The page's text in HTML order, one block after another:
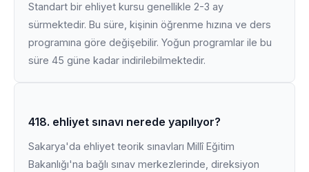
Standart bir ehliyet kursu genellikle 2-3 ay
sürmektedir. Bu süre, kişinin öğrenme hızına ve ders
programına göre değişebilir. Yoğun programlar ile bu
süre 45 güne kadar indirilebilmektedir.
418. ehliyet sınavı nerede yapılıyor?
Sakarya'da ehliyet teorik sınavları Millî Eğitim
Bakanlığı'na bağlı sınav merkezlerinde, direksiyon